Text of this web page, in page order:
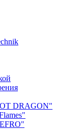
DRAGON"